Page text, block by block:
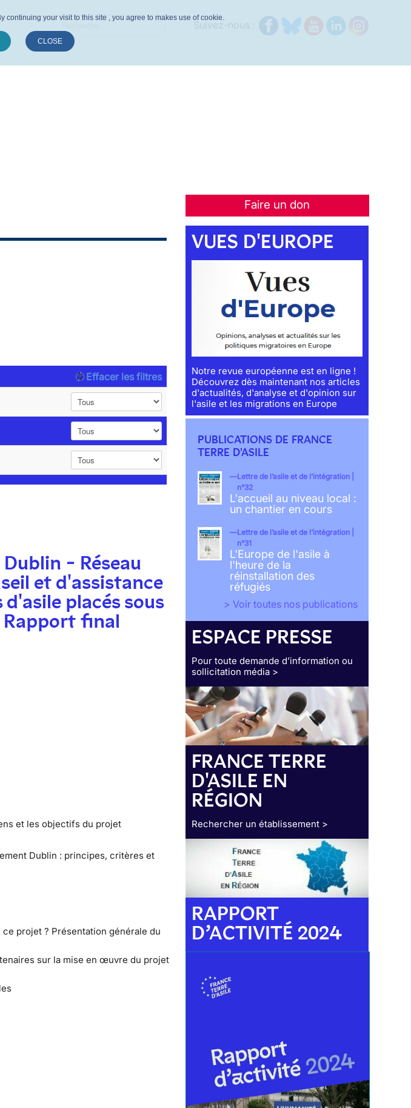
Faire un don
Effacer les filtres
- Réseau
et d'assistance
placés sous
final
et les objectifs du projet
Dublin : principes, critères et
projet ? Présentation générale du
sur la mise en œuvre du projet
VUES D'EUROPE
Notre revue européenne est en ligne !
Découvrez dès maintenant nos articles
d'actualités, d'analyse et d'opinion sur
l'asile et les migrations en Europe
PUBLICATIONS DE FRANCE
TERRE D'ASILE
Lettre de l’asile et de l’intégration |
n°32
L'accueil au niveau local :
un chantier en cours
Lettre de l’asile et de l’intégration |
n°31
L'Europe de l'asile à
l'heure de la
réinstallation des
réfugiés
> Voir toutes nos publications
ESPACE PRESSE
Pour toute demande d’information ou
sollicitation média >
FRANCE TERRE
D'ASILE EN
RÉGION
Rechercher un établissement >
RAPPORT
D’ACTIVITÉ 2024
continuing your visit to this site , you agree to makes use of cookie.
CLOSE